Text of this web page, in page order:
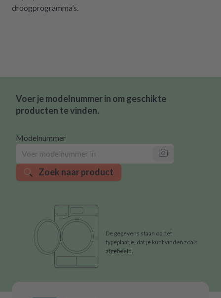
droogprogramma’s.
Voer je modelnummer in om geschikte
producten te vinden.
Modelnummer
Zoek naar product
De gegevens staan op het
typeplaatje, dat je kunt vinden zoals
afgebeeld.